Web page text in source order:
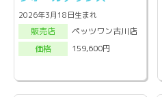
2026年3月18日生まれ
販売店
ペッツワン古川店
価格
159,600円